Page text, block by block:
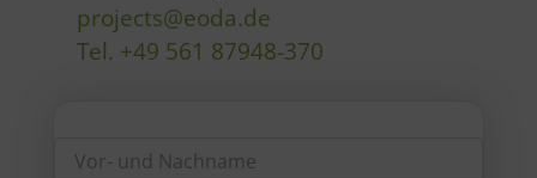
projects@eoda.de
Tel. +49 561 87948-370